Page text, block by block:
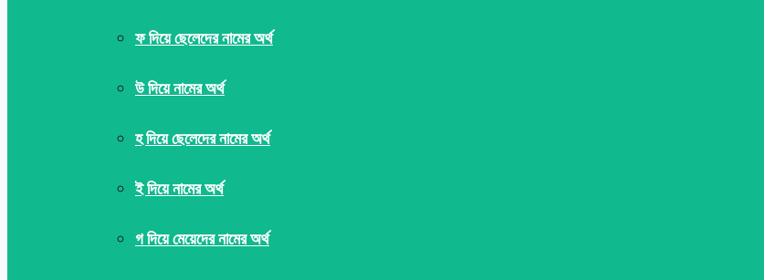
ফ দিয়ে ছেলেদের নামের অর্থ
উ দিয়ে নামের অর্থ
হ দিয়ে ছেলেদের নামের অর্থ
ই দিয়ে নামের অর্থ
গ দিয়ে মেয়েদের নামের অর্থ